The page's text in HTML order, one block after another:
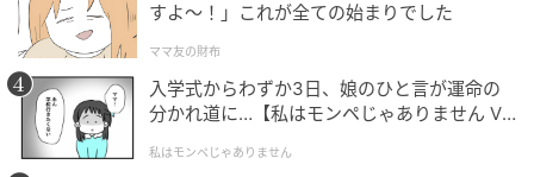
Ray(レイ)
バックオープンリボンワンピース水着 5,819円／SEA
DRESS
すよ〜！」これが全ての始まりでした
ママ友の財布
入学式からわずか3日、娘のひと言が運命の
分かれ道に…【私はモンペじゃありません Vo
私はモンペじゃありません